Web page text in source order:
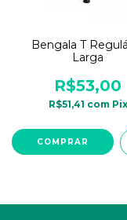
Bengala T
Larga
R$53,00
R$51,41 com Pix
COMPRAR